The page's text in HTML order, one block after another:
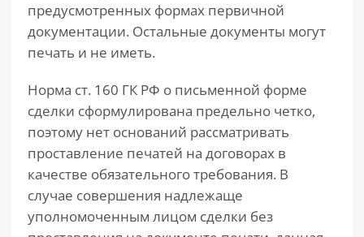
предусмотренных формах первичной
документации. Остальные документы могут
печать и не иметь.
Норма ст. 160 ГК РФ о письменной форме
сделки сформулирована предельно четко,
поэтому нет оснований рассматривать
проставление печатей на договорах в
качестве обязательного требования. В
случае совершения надлежаще
уполномоченным лицом сделки без